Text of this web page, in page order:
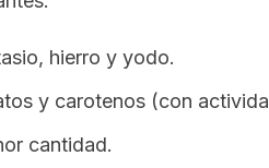
hierro y yodo.
y carotenos (con
cantidad.